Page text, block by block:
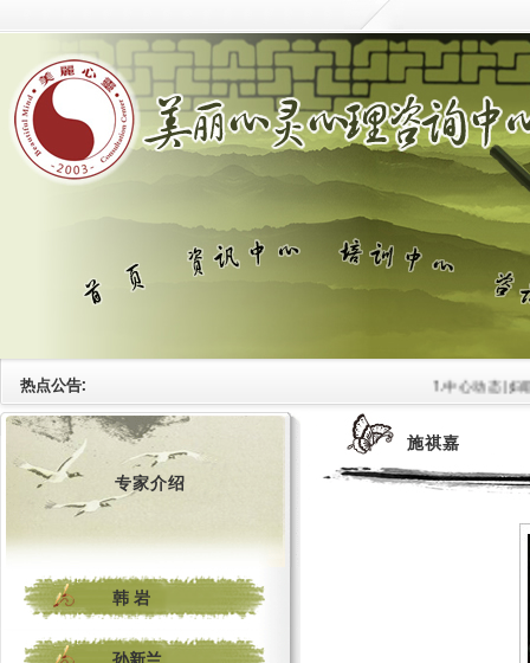
热点公告: 1.中心动态|妇联
专家介绍
韩 岩
施祺嘉